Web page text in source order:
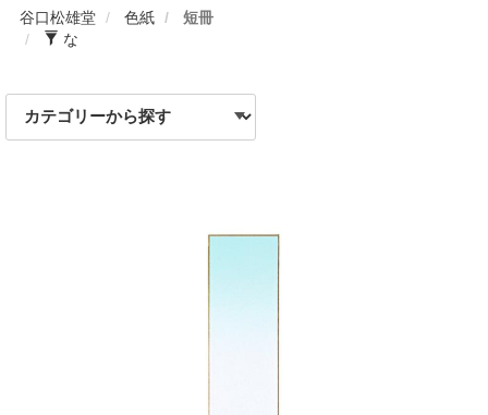
谷口松雄堂 色紙
短冊
な